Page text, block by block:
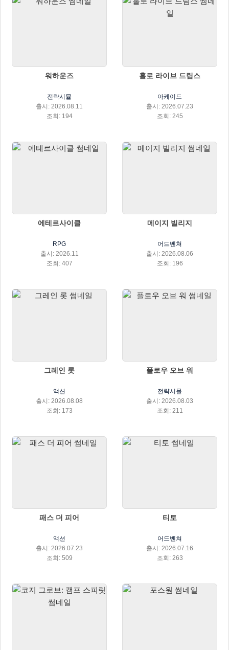
워하운즈
전략시뮬
출시: 2026.08.11
조회: 194
홀로 라이브 드림스
아케이드
출시: 2026.07.23
조회: 245
에테르사이클
RPG
출시: 2026.11
조회: 407
메이지 빌리지
어드벤쳐
출시: 2026.08.06
조회: 196
그레인 롯
액션
출시: 2026.08.08
조회: 173
플로우 오브 워
전략시뮬
출시: 2026.08.03
조회: 211
패스 더 피어
액션
출시: 2026.07.23
조회: 509
티토
어드벤쳐
출시: 2026.07.16
조회: 263